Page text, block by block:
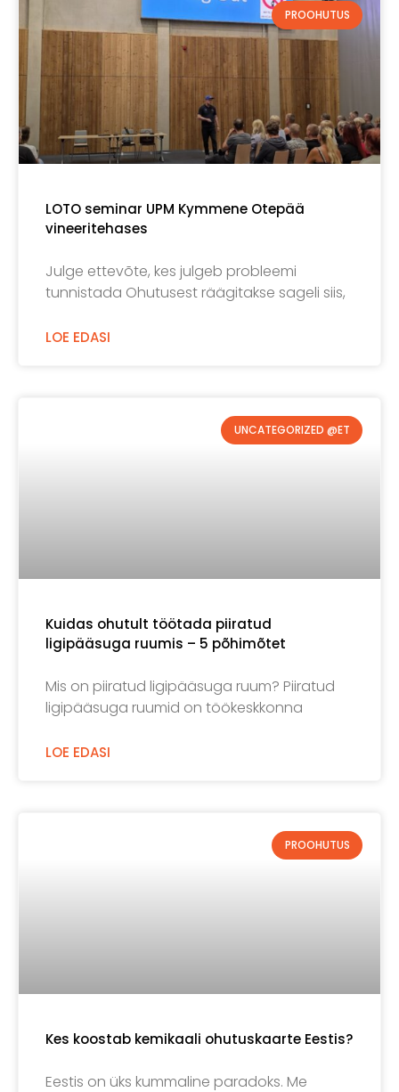
PROOHUTUS
LOTO seminar UPM Kymmene Otepää
vineeritehases
Julge ettevõte, kes julgeb probleemi
tunnistada Ohutusest räägitakse sageli siis,
LOE EDASI
UNCATEGORIZED @ET
Kuidas ohutult töötada piiratud
ligipääsuga ruumis – 5 põhimõtet
Mis on piiratud ligipääsuga ruum? Piiratud
ligipääsuga ruumid on töökeskkonna
LOE EDASI
PROOHUTUS
Kes koostab kemikaali ohutuskaarte Eestis?
Eestis on üks kummaline paradoks. Me